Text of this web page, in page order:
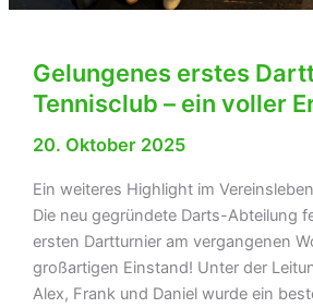
Gelungenes erstes
Tennisclub – ein voller
20. Oktober 2025
Ein weiteres Highlight im
Die neu gegründete Darts-Abteilung
ersten Dartturnier am vergangenen
großartigen Einstand! Unter der
Alex, Frank und Daniel wurde ein